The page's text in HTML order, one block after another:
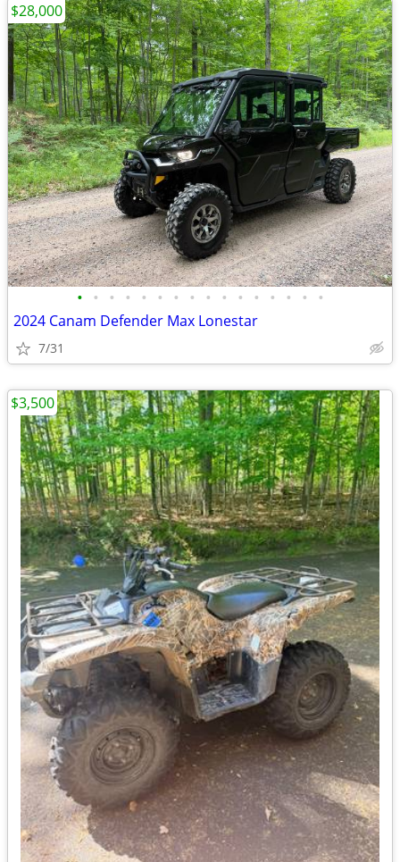
• • • • • • • • • • • • • • • •
2024 Canam Defender Max Lonestar
7/31
$28,000
$3,500